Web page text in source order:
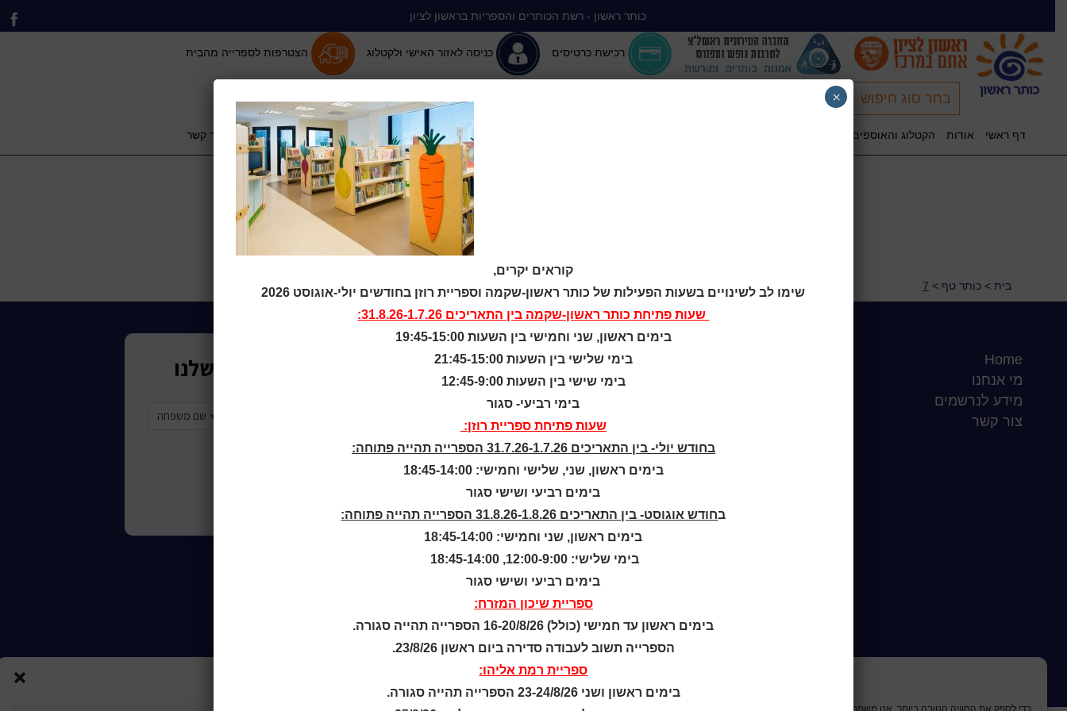
ניהול העדפות עוגיות
כותר ראשון - רשת הכותרים והספריות בראשון לציון
רכישת כרטיסים כניסה לאזור האישי ולקטלוג הצטרפות לספרייה מהבית
בחר סוג חיפוש
קישור לקטלוג
חיפוש כללי באתר
דף ראשי אודות הקטלוג והאוספים שלנו אירועים ופעילויות מידע ראשון: מרכז מידע וייעוץ לתושב כותר טף צור קשר
בית > כותר טף >
7
Home
מי אנחנו
מידע לנרשמים
צור קשר
קטלוג כותר ראשון
המומחה לשירותך
ארכיון ספריית השבוע
מדיניות הפרטיות
מדיניות שימוש בקבצי קוקיז
nova
קוראים יקרים,
שימו לב לשינויים בשעות הפעילות של כותר ראשון-שקמה וספריית רוזן בחודשים יולי-אוגוסט 2026
שעות פתיחת כותר ראשון-שקמה בין התאריכים 31.8.26-1.7.26:
בימים ראשון, שני וחמישי בין השעות 19:45-15:00
בימי שלישי בין השעות 21:45-15:00
בימי שישי בין השעות 12:45-9:00
בימי רביעי- סגור
שעות פתיחת ספריית רוזן:
בחודש יולי- בין התאריכים 31.7.26-1.7.26 הספרייה תהייה פתוחה:
בימים ראשון, שני, שלישי וחמישי: 18:45-14:00
בימים רביעי ושישי סגור
בחודש אוגוסט- בין התאריכים 31.8.26-1.8.26 הספרייה תהייה פתוחה:
בימים ראשון, שני וחמישי: 18:45-14:00
בימי שלישי: 12:00-9:00, 18:45-14:00
בימים רביעי ושישי סגור
ספריית שיכון המזרח:
בימים ראשון עד חמישי (כולל) 16-20/8/26 הספרייה תהייה סגורה.
הספרייה תשוב לעבודה סדירה ביום ראשון 23/8/26.
ספריית רמת אליהו:
בימים ראשון ושני 23-24/8/26 הספרייה תהייה סגורה.
×